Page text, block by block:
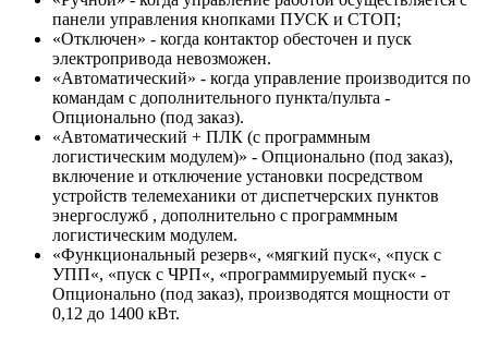
панели управления кнопками ПУСК и СТОП;
«Отключен» - когда контактор обесточен и пуск
электропривода невозможен.
«Автоматический» - когда управление производится по
командам с дополнительного пункта/пульта -
Опционально (под заказ).
«Автоматический + ПЛК (с программным
логистическим модулем)» - Опционально (под заказ),
включение и отключение установки посредством
устройств телемеханики от диспетчерских пунктов
энергослужб , дополнительно с программным
логистическим модулем.
«Функциональный резерв«, «мягкий пуск«, «пуск с
УПП«, «пуск с ЧРП«, «программируемый пуск« -
Опционально (под заказ), производятся мощности от
0,12 до 1400 кВт.